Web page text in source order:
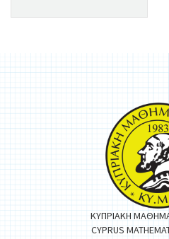
ΚΥΠΡΙΑΚΗ
CYPRUS